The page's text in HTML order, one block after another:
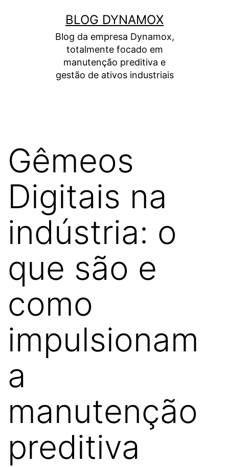
BLOG DYNAMOX
Blog da empresa Dynamox,
totalmente focado em
manutenção preditiva e
gestão de ativos industriais
Gêmeos
Digitais na
indústria: o
que são e
como
impulsionam
a
manutenção
preditiva